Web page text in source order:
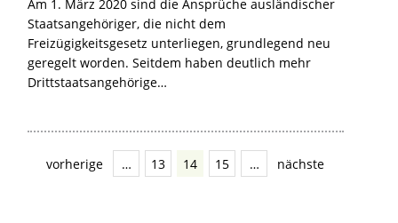
Am 1. März 2020 sind die Ansprüche ausländischer
Staatsangehöriger, die nicht dem
Freizügigkeitsgesetz unterliegen, grundlegend neu
geregelt worden. Seitdem haben deutlich mehr
Drittstaatsangehörige…
vorherige … 13 14 15 … nächste